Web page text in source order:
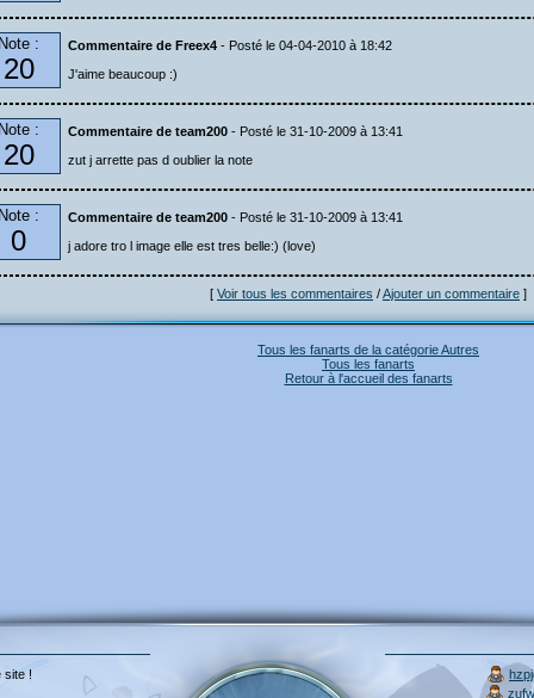
Note :
20
Commentaire de Freex4 - Posté le 04-04-2010 à 18:42
J'aime beaucoup :)
Note :
20
Commentaire de team200 - Posté le 31-10-2009 à 13:41
zut j arrette pas d oublier la note
Note :
0
Commentaire de team200 - Posté le 31-10-2009 à 13:41
j adore tro l image elle est tres belle:) (love)
[ Voir tous les commentaires /Ajouter un commentaire ]
Tous les fanarts de la catégorie Autres
Tous les fanarts
Retour à l'accueil des fanarts
site !